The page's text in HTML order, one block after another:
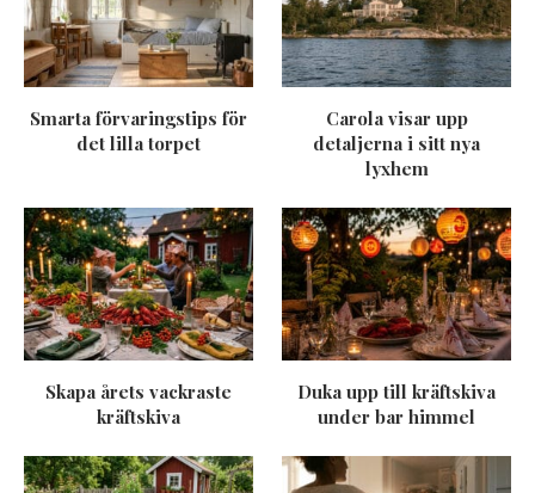
Smarta förvaringstips för
det lilla torpet
Carola visar upp
detaljerna i sitt nya
lyxhem
Skapa årets vackraste
kräftskiva
Duka upp till kräftskiva
under bar himmel